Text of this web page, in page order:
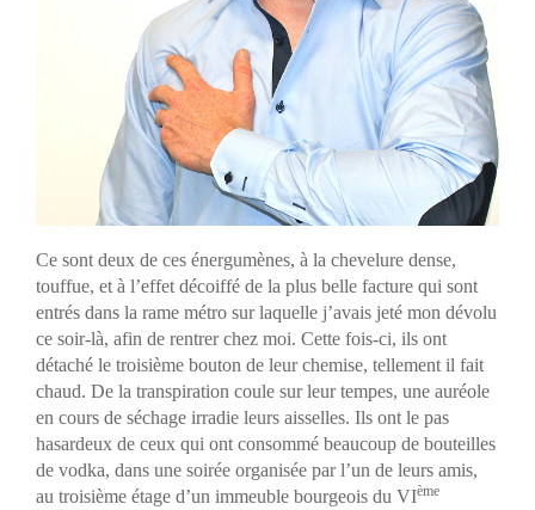
Ce sont deux de ces énergumènes, à la chevelure dense,
touffue, et à l’effet décoiffé de la plus belle facture qui sont
entrés dans la rame métro sur laquelle j’avais jeté mon dévolu
ce soir-là, afin de rentrer chez moi. Cette fois-ci, ils ont
détaché le troisième bouton de leur chemise, tellement il fait
chaud. De la transpiration coule sur leur tempes, une auréole
en cours de séchage irradie leurs aisselles. Ils ont le pas
hasardeux de ceux qui ont consommé beaucoup de bouteilles
de vodka, dans une soirée organisée par l’un de leurs amis,
au troisième étage d’un immeuble bourgeois du VIème